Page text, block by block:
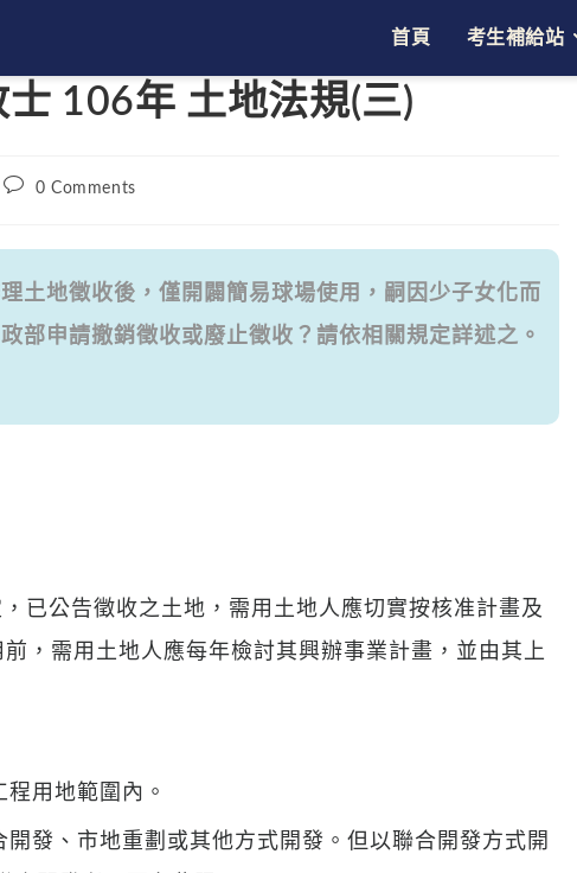
首頁 考生補給站
士 106年 土地法規(三)
Post0 Comments
土地徵收後，僅開闢簡易球場使用，嗣因少子女化而
部申請撤銷徵收或廢止徵收？請依相關規定詳述之。
已公告徵收之土地，需用土地人應切實按核准計畫及
，需用土地人應每年檢討其興辦事業計畫，並由其上
用地範圍內。
發、市地重劃或其他方式開發。但以聯合開發方式開